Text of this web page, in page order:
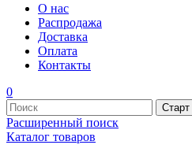
О нас
Распродажа
Доставка
Оплата
Контакты
0
Расширенный поиск
Каталог товаров